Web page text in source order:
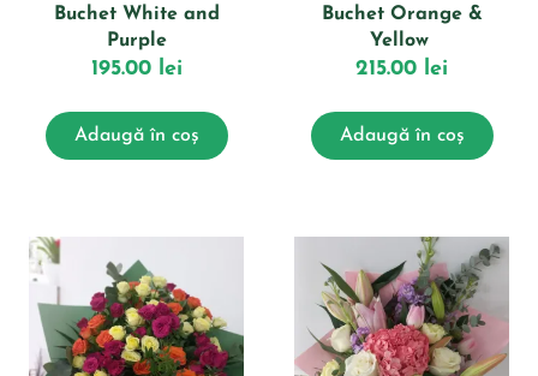
Buchet White and
Purple
195.00 lei
Adaugă în coș
Buchet Orange &
Yellow
215.00 lei
Adaugă în coș